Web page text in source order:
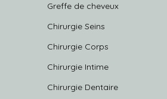
Greffe de cheveux
Chirurgie Seins
Chirurgie Corps
Chirurgie Intime
Chirurgie Dentaire